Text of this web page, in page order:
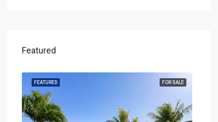
Featured
FOR SALE
FEATURED